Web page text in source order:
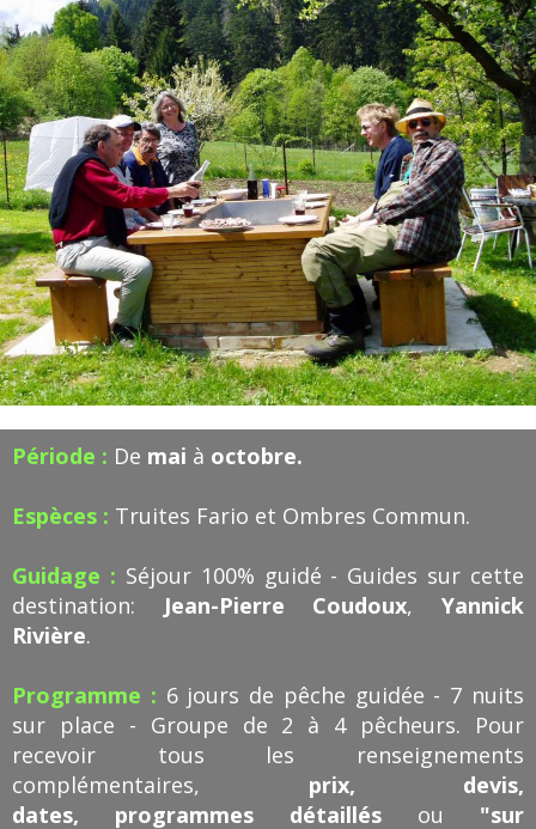
Période : De mai à octobre.
Espèces : Truites Fario et Ombres Commun.
Guidage : Séjour 100% guidé - Guides sur cette
destination: Jean-Pierre Coudoux,Yannick
Rivière.
Programme : 6 jours de pêche guidée - 7 nuits
sur place - Groupe de 2 à 4 pêcheurs. Pour
recevoir tous les renseignements
complémentaires, prix, devis,
dates, programmes détaillés ou "sur